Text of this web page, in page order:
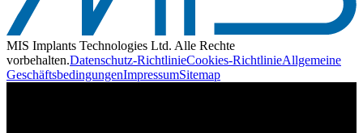
MIS Implants Technologies Ltd. Alle Rechte
vorbehalten.Datenschutz-RichtlinieCookies-RichtlinieAllgemeine
GeschäftsbedingungenImpressumSitemap